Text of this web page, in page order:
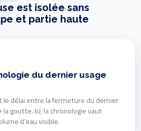
est isolée sans
et partie haute
du dernier usage
le délai entre la fermeture du dernier
goutte. Ici, la chronologie vaut
d’eau visible.